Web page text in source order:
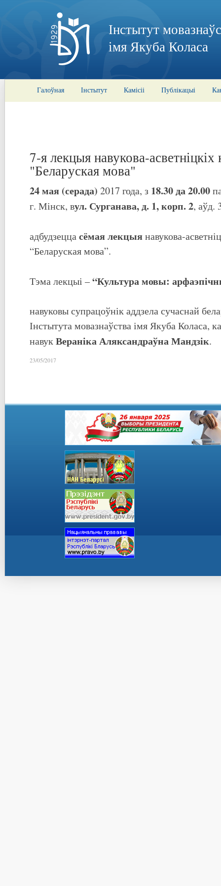
Інстытут
імя Якуба Коласа
Галоўная Інстытут Камісіі Публікацыі
7-я лекцыя навукова-асветніцкіх
"Беларуская мова"
24 мая (серада) 2017 года, з 18.30 да 20.00
г. Мінск, вул. Сурганава, д. 1, корп. 2, аўд.
адбудзеццасёмая лекцыянавукова-
“Беларуская мова”.
Тэма лекцыі –“Культура мовы:
навуковы супрацоўнік аддзела сучаснай
Інстытута мовазнаўства імя Якуба Коласа,
навукВераніка Аляксандраўна Мандзік.
23/05/2017